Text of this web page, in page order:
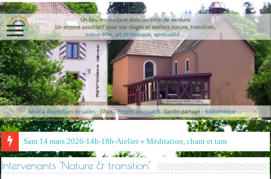
Sam 14 mars 2026-14h-18h-Atelier « Méditation, chant et tambour&nbs
Intervenants ‘Nature & transition’